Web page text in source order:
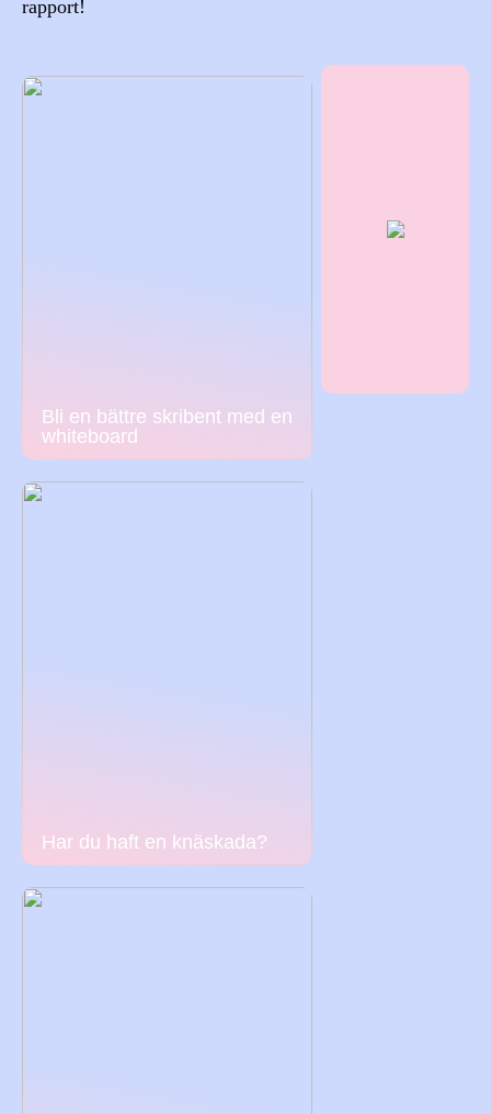
rapport!
Bli en bättre skribent med en
whiteboard
Har du haft en knäskada?